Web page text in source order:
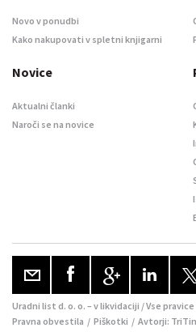
Novo v ponudbi
Kako nakupovati v spletni knjigarni
Novice
Aktualni članki
Naroči se na novice
Uradni list d. o. o. – v likvidaciji / Vse
Pravna obvestila / Piškotki / Avtorji: